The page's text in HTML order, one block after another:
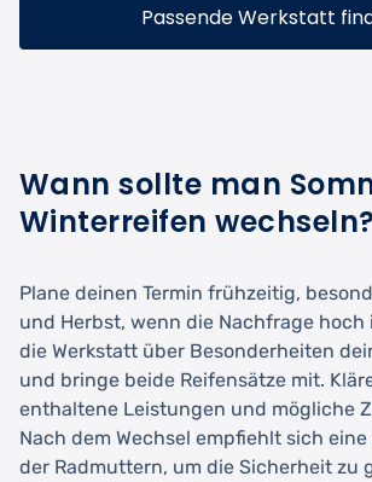
Passende Werkstatt
Wann sollte man
Winterreifen wechseln?
Plane deinen Termin frühzeitig,
und Herbst, wenn die Nachfrage hoch
die Werkstatt über Besonderheiten
und bringe beide Reifensätze mit.
enthaltene Leistungen und mögliche
Nach dem Wechsel empfiehlt sich
der Radmuttern, um die Sicherheit zu